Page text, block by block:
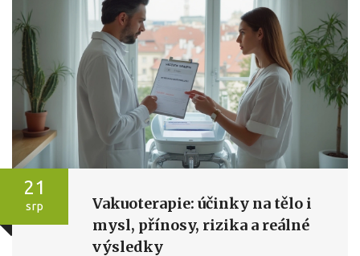
21
srp
Vakuoterapie: účinky na tělo i
mysl, přínosy, rizika a reálné
výsledky